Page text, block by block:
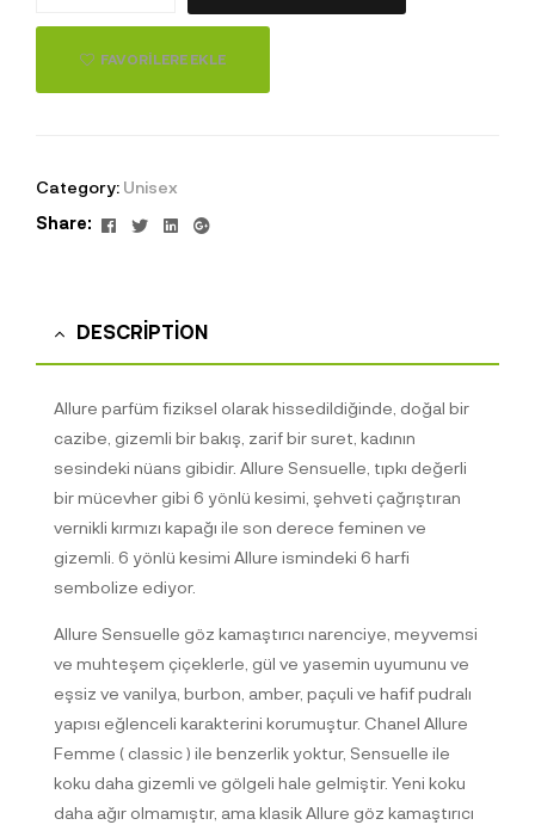
FAVORILERE EKLE
Category: Unisex
Share:
Facebook
TwitterLinkedin
Google+
DESCRIPTION
Allure parfüm fiziksel olarak hissedildiğinde, doğal bir
cazibe, gizemli bir bakış, zarif bir suret, kadının
sesindeki nüans gibidir. Allure Sensuelle, tıpkı değerli
bir mücevher gibi 6 yönlü kesimi, şehveti çağrıştıran
vernikli kırmızı kapağı ile son derece feminen ve
gizemli. 6 yönlü kesimi Allure ismindeki 6 harfi
sembolize ediyor.
Allure Sensuelle göz kamaştırıcı narenciye, meyvemsi
ve muhteşem çiçeklerle, gül ve yasemin uyumunu ve
eşsiz ve vanilya, burbon, amber, paçuli ve hafif pudralı
yapısı eğlenceli karakterini korumuştur. Chanel Allure
Femme ( classic ) ile benzerlik yoktur, Sensuelle ile
koku daha gizemli ve gölgeli hale gelmiştir. Yeni koku
daha ağır olmamıştır, ama klasik Allure göz kamaştırıcı